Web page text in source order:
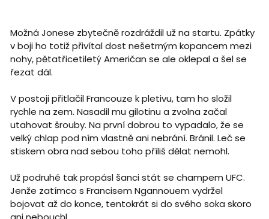
Možná Jonese zbytečně rozdráždil už na startu. Zpátky
v boji ho totiž přivítal dost nešetrným kopancem mezi
nohy, pětatřicetiletý Američan se ale oklepal a šel se
řezat dál.
V postoji přitlačil Francouze k pletivu, tam ho složil
rychle na zem. Nasadil mu gilotinu a zvolna začal
utahovat šrouby. Na první dobrou to vypadalo, že se
velký chlap pod ním vlastně ani nebrání. Bránil. Leč se
stiskem obra nad sebou toho příliš dělat nemohl.
Už podruhé tak propásl šanci stát se champem UFC.
Jenže zatímco s Francisem Ngannouem vydržel
bojovat až do konce, tentokrát si do svého soka skoro